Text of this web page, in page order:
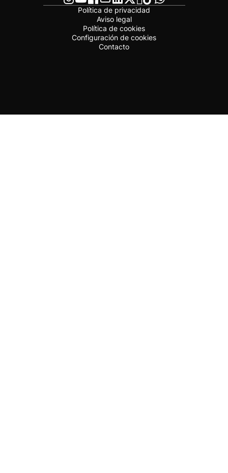
Política de privacidad
Aviso legal
Política de cookies
Configuración de cookies
Contacto